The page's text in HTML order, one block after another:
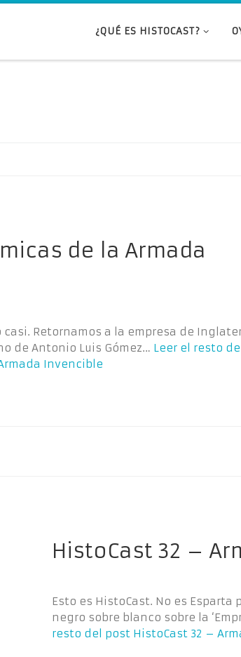
¿QUÉ ES HISTOCAST?
de la Armada
casi. Retornamos a la empresa de
de Antonio Luis Gómez… Leer el resto
Invencible
HistoCast 32 –
Esto es HistoCast. No es
negro sobre blanco sobre la
resto del post HistoCast 32 –